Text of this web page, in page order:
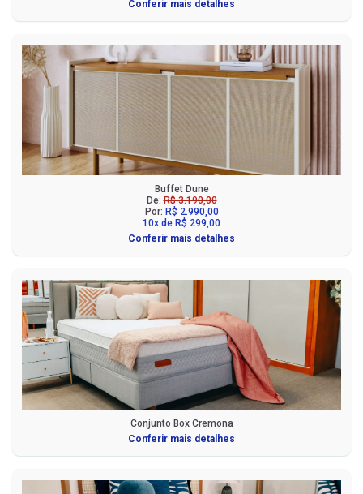
Conferir mais detalhes
Buffet Dune
De:R$ 3.190,00
Por: R$ 2.990,00
10x de R$ 299,00
Conferir mais detalhes
Conjunto Box Cremona
Conferir mais detalhes